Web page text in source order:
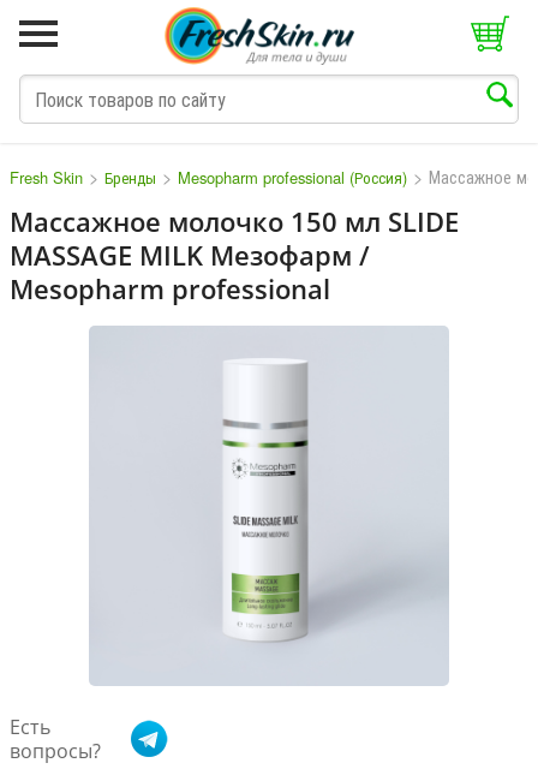
Fresh Skin > Бренды > Mesopharm professional (Россия) > Массажное
Массажное молочко 150 мл SLIDE
MASSAGE MILK Мезофарм /
Mesopharm professional
Есть
вопросы?
M N O P Q S T V